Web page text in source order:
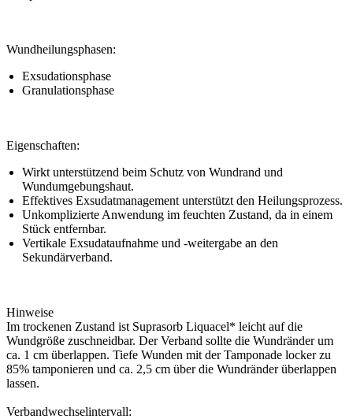
Wundheilungsphasen:
Exsudationsphase
Granulationsphase
Eigenschaften:
Wirkt unterstützend beim Schutz von Wundrand und
Wundumgebungshaut.
Effektives Exsudatmanagement unterstützt den Heilungsprozess.
Unkomplizierte Anwendung im feuchten Zustand, da in einem
Stück entfernbar.
Vertikale Exsudataufnahme und -weitergabe an den
Sekundärverband.
Hinweise
Im trockenen Zustand ist Suprasorb Liquacel* leicht auf die
Wundgröße zuschneidbar. Der Verband sollte die Wundränder um
ca. 1 cm überlappen. Tiefe Wunden mit der Tamponade locker zu
85% tamponieren und ca. 2,5 cm über die Wundränder überlappen
lassen.
Verbandwechselintervall: